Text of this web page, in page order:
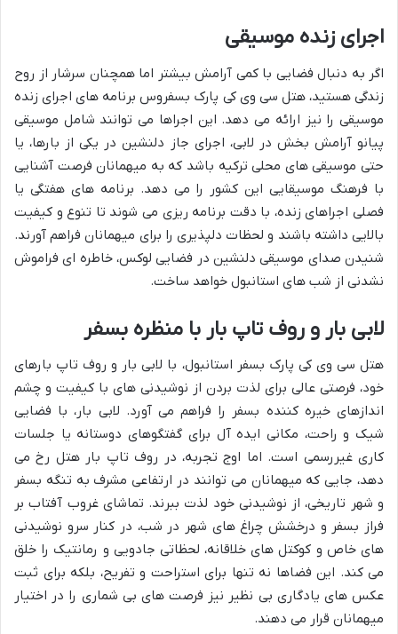
اجرای زنده موسیقی
اگر به دنبال فضایی با کمی آرامش بیشتر اما همچنان سرشار از روح
زندگی هستید، هتل سی وی کی پارک بسفروس برنامه های اجرای زنده
موسیقی را نیز ارائه می دهد. این اجراها می توانند شامل موسیقی
پیانو آرامش بخش در لابی، اجرای جاز دلنشین در یکی از بارها، یا
حتی موسیقی های محلی ترکیه باشد که به میهمانان فرصت آشنایی
با فرهنگ موسیقایی این کشور را می دهد. برنامه های هفتگی یا
فصلی اجراهای زنده، با دقت برنامه ریزی می شوند تا تنوع و کیفیت
بالایی داشته باشند و لحظات دلپذیری را برای میهمانان فراهم آورند.
شنیدن صدای موسیقی دلنشین در فضایی لوکس، خاطره ای فراموش
نشدنی از شب های استانبول خواهد ساخت.
لابی بار و روف تاپ بار با منظره بسفر
هتل سی وی کی پارک بسفر استانبول، با لابی بار و روف تاپ بارهای
خود، فرصتی عالی برای لذت بردن از نوشیدنی های با کیفیت و چشم
اندازهای خیره کننده بسفر را فراهم می آورد. لابی بار، با فضایی
شیک و راحت، مکانی ایده آل برای گفتگوهای دوستانه یا جلسات
کاری غیررسمی است. اما اوج تجربه، در روف تاپ بار هتل رخ می
دهد، جایی که میهمانان می توانند در ارتفاعی مشرف به تنگه بسفر
و شهر تاریخی، از نوشیدنی خود لذت ببرند. تماشای غروب آفتاب بر
فراز بسفر و درخشش چراغ های شهر در شب، در کنار سرو نوشیدنی
های خاص و کوکتل های خلاقانه، لحظاتی جادویی و رمانتیک را خلق
می کند. این فضاها نه تنها برای استراحت و تفریح، بلکه برای ثبت
عکس های یادگاری بی نظیر نیز فرصت های بی شماری را در اختیار
میهمانان قرار می دهند.